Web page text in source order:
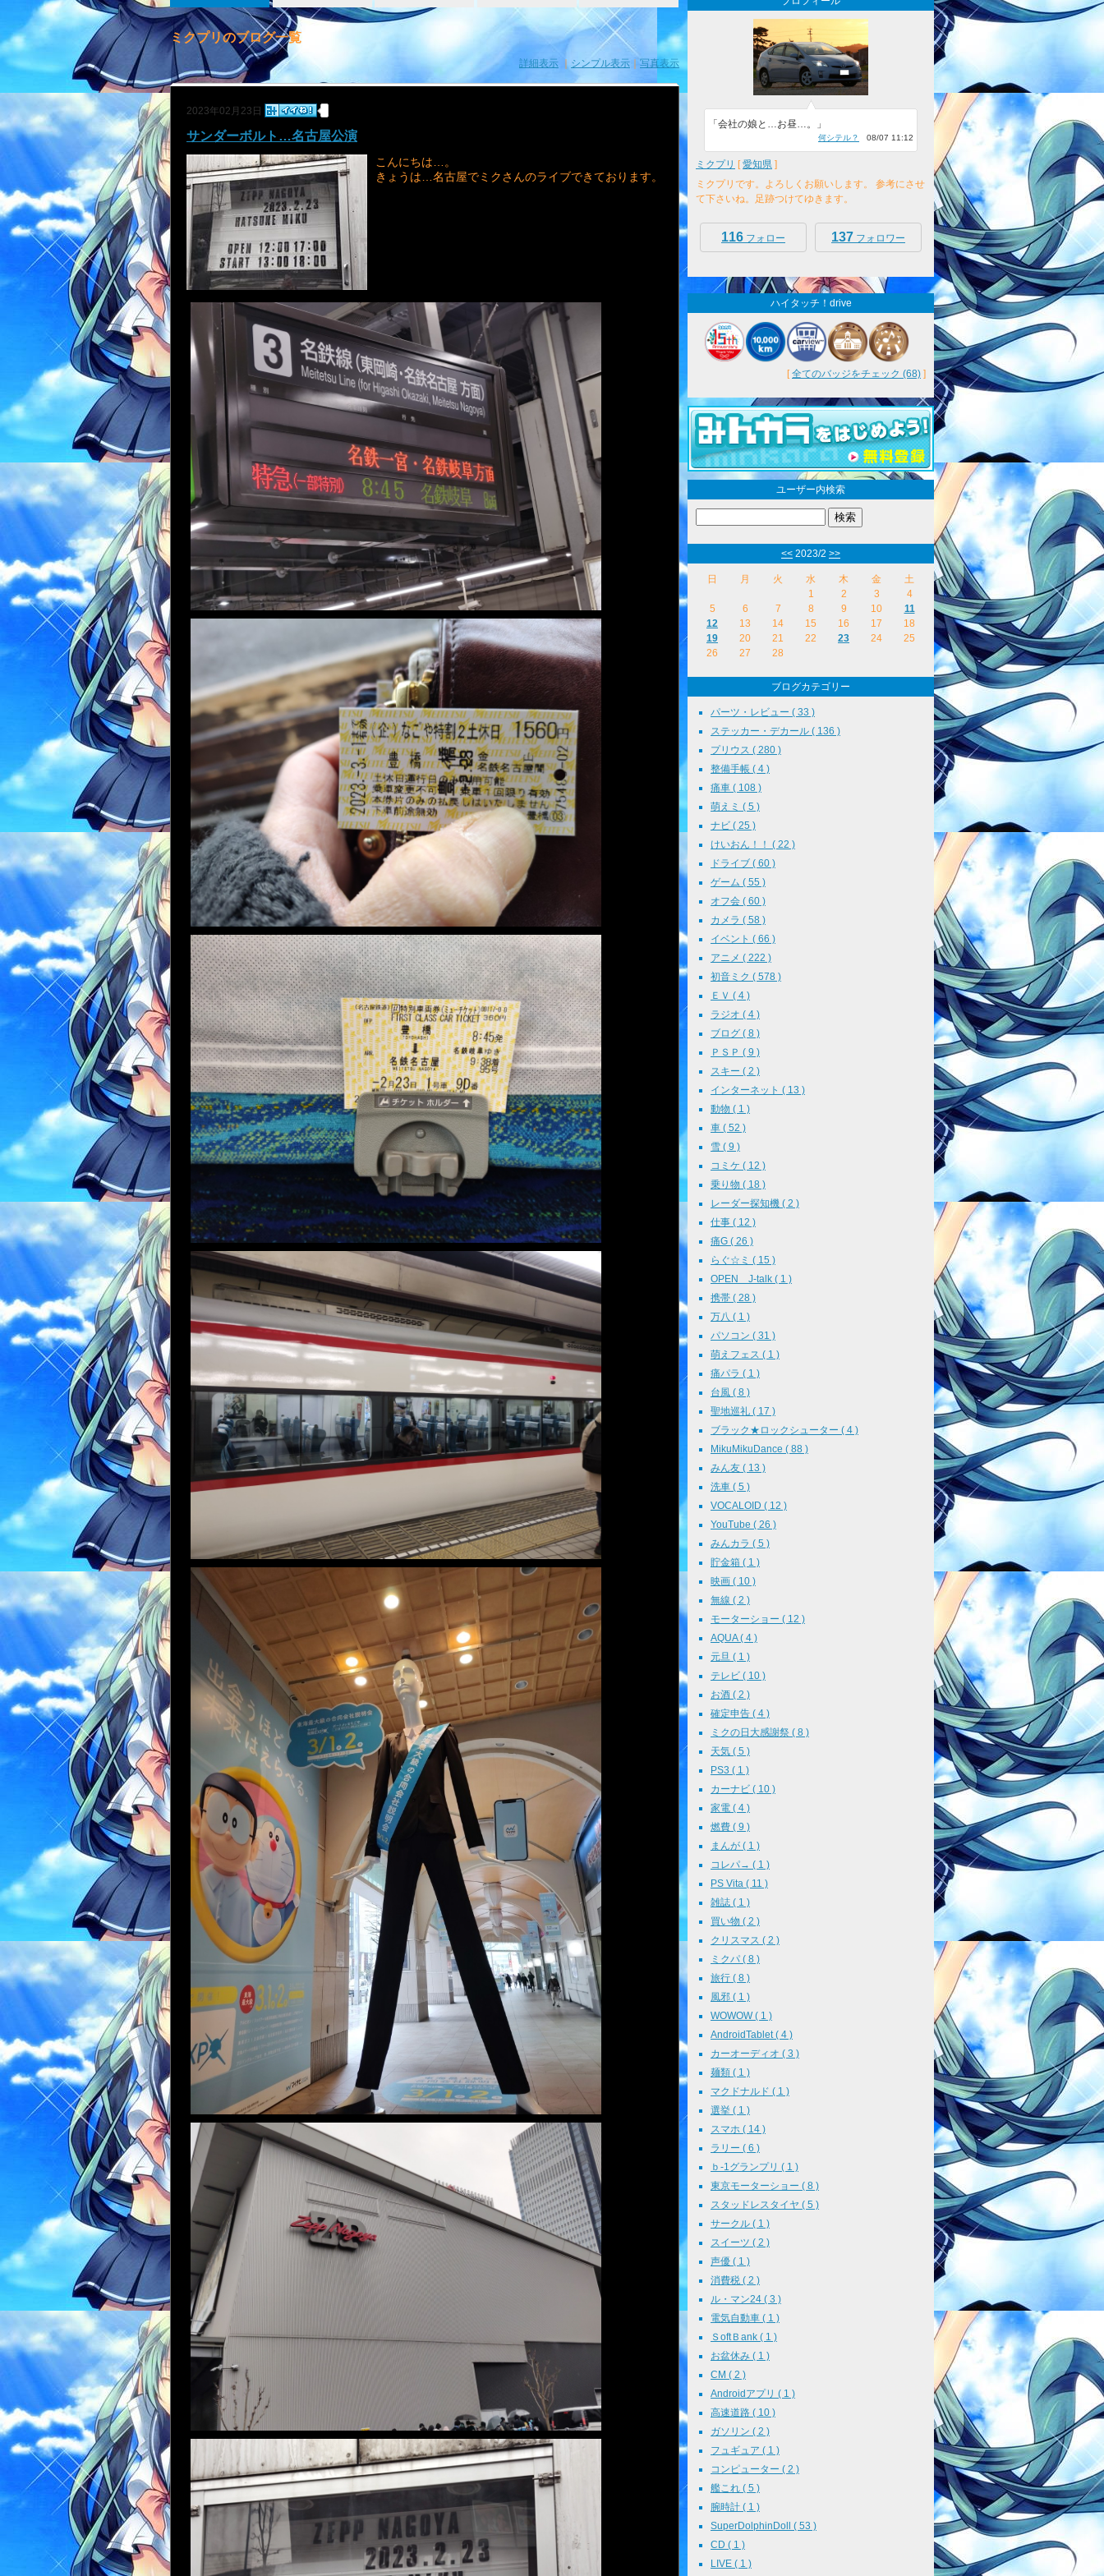
ミクプリのブログ一覧
詳細表示 ｜ シンプル表示 写真表示
2023年02月23日
サンダーボルト…名古屋公演
こんにちは…。
きょうは…名古屋でミクさんのライブできております。
「会社の娘と…お昼…。」
何シテル？ 08/07 11:12
ミクプリ [愛知県 ]
ミクプリです。よろしくお願いします。 参考にさせ
て下さいね。足跡つけてゆきます。
116 フォロー 137 フォロワー
ハイタッチ！drive
[全てのバッジをチェック (68) ]
ユーザー内検索
<< 2023/2 >>
日 月 火 水 木 金
土
1
2 3
4
5
6 7 8 9 10
11
12
13 14 15 16 17
18
19
20 21 22 23 24
25
26
27 28
ブログカテゴリー
パーツ・レビュー ( 33 )
ステッカー・デカール ( 136 )
プリウス ( 280 )
整備手帳 ( 4 )
痛車 ( 108 )
萌えミ ( 5 )
ナビ ( 25 )
けいおん！！ ( 22 )
ドライブ ( 60 )
ゲーム ( 55 )
オフ会 ( 60 )
カメラ ( 58 )
イベント ( 66 )
アニメ ( 222 )
初音ミク ( 578 )
ＥＶ ( 4 )
ラジオ ( 4 )
ブログ ( 8 )
ＰＳＰ ( 9 )
スキー ( 2 )
インターネット ( 13 )
動物 ( 1 )
車 ( 52 )
雪 ( 9 )
コミケ ( 12 )
乗り物 ( 18 )
レーダー探知機 ( 2 )
仕事 ( 12 )
痛G ( 26 )
らぐ☆ミ ( 15 )
OPEN J-talk ( 1 )
携帯 ( 28 )
万八 ( 1 )
パソコン ( 31 )
萌えフェス ( 1 )
痛パラ ( 1 )
台風 ( 8 )
聖地巡礼 ( 17 )
ブラック★ロックシューター ( 4 )
MikuMikuDance ( 88 )
みん友 ( 13 )
洗車 ( 5 )
VOCALOID ( 12 )
YouTube ( 26 )
みんカラ ( 5 )
貯金箱 ( 1 )
映画 ( 10 )
無線 ( 2 )
モーターショー ( 12 )
AQUA ( 4 )
元旦 ( 1 )
テレビ ( 10 )
お酒 ( 2 )
確定申告 ( 4 )
ミクの日大感謝祭 ( 8 )
天気 ( 5 )
PS3 ( 1 )
カーナビ ( 10 )
家電 ( 4 )
燃費 ( 9 )
まんが ( 1 )
コレパ→ ( 1 )
PS Vita ( 11 )
雑誌 ( 1 )
買い物 ( 2 )
クリスマス ( 2 )
ミクパ ( 8 )
旅行 ( 8 )
風邪 ( 1 )
WOWOW ( 1 )
AndroidTablet ( 4 )
カーオーディオ ( 3 )
麺類 ( 1 )
マクドナルド ( 1 )
選挙 ( 1 )
スマホ ( 14 )
ラリー ( 6 )
ｂ-1グランプリ ( 1 )
東京モーターショー ( 8 )
スタッドレスタイヤ ( 5 )
サークル ( 1 )
スイーツ ( 2 )
声優 ( 1 )
消費税 ( 2 )
ル・マン24 ( 3 )
電気自動車 ( 1 )
ＳoftＢank ( 1 )
お盆休み ( 1 )
CM ( 2 )
Androidアプリ ( 1 )
高速道路 ( 10 )
ガソリン ( 2 )
フュギュア ( 1 )
コンピューター ( 2 )
艦これ ( 5 )
腕時計 ( 1 )
SuperDolphinDoll ( 53 )
CD ( 1 )
LIVE ( 1 )